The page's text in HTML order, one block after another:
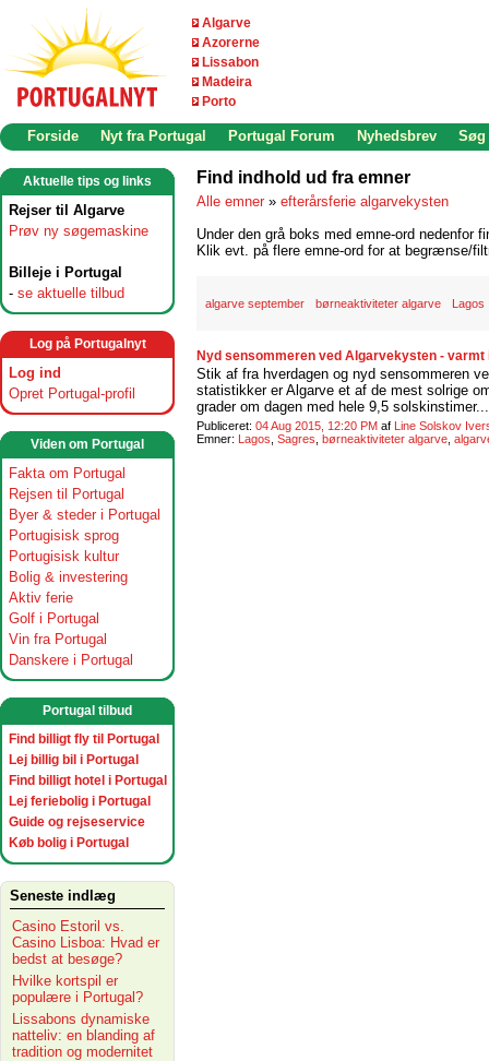
Algarve
Azorerne
Lissabon
Madeira
Porto
Forside Nyt fra Portugal Portugal Forum Nyhedsbrev Søg
Aktuelle tips og links
Rejser til Algarve
Prøv ny søgemaskine
Billeje i Portugal
- se aktuelle tilbud
Log på Portugalnyt
Log ind
Opret Portugal-profil
Viden om Portugal
Fakta om Portugal
Rejsen til Portugal
Byer & steder i Portugal
Portugisisk sprog
Portugisisk kultur
Bolig & investering
Aktiv ferie
Golf i Portugal
Vin fra Portugal
Danskere i Portugal
Portugal tilbud
Find billigt fly til Portugal
Lej billig bil i Portugal
Find billigt hotel i Portugal
Lej feriebolig i Portugal
Guide og rejseservice
Køb bolig i Portugal
Seneste indlæg
Casino Estoril vs.
Casino Lisboa: Hvad er
bedst at besøge?
Hvilke kortspil er
populære i Portugal?
Lissabons dynamiske
natteliv: en blanding af
tradition og modernitet
Find indhold ud fra emner
Alle emner » efterårsferie algarvekysten
Under den grå boks med emne-ord nedenfor
Klik evt. på flere emne-ord for at begrænse/
algarve september børneaktiviteter algarve Lagos
Nyd sensommeren ved Algarvekysten -
Stik af fra hverdagen og nyd sensommeren
statistikker er Algarve et af de mest solrige
grader om dagen med hele 9,5 solskinstimer...
Publiceret: 04 Aug 2015, 12:20 PM af Line Solskov
Emner: Lagos Sagres børneaktiviteter algarve